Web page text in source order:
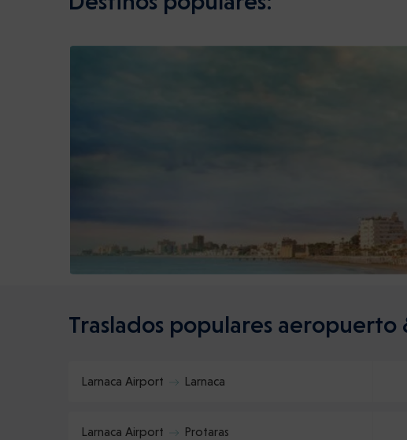
Traslados populares aeropuerto
Larnaca Airport Larnaca
Larnaca Airport Protaras